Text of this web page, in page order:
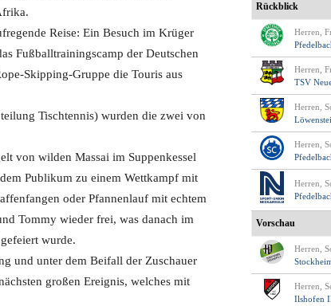
Reise: Ein Besuch im Krüger
Fußballtrainingscamp der Deutschen
Skipping-Gruppe die Touris aus
Tischtennis) wurden die zwei von
von wilden Massai im Suppenkessel
Publikum zu einem Wettkampf mit
oder Pfannenlauf mit echtem
Tommy wieder frei, was danach im
wurde.
und unter dem Beifall der Zuschauer
großen Ereignis, welches mit
Rückblick
Herren,
Herren,
TSV
Herren,
Herren,
Herren,
Vorschau
Herren,
Herren,
Ilshofen